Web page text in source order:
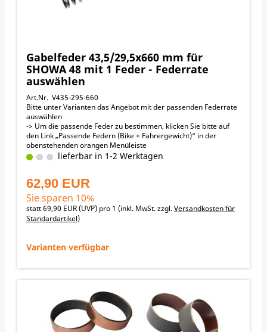
YAMAHA YZ450F 2014-2024
Gabelfeder 43,5/29,5x660 mm für
SHOWA 48 mit 1 Feder - Federrate
auswählen
Art.Nr. V435-295-660
Bitte unter Varianten das Angebot mit der passenden Federrate
auswählen
-> Um die passende Feder zu bestimmen, klicken Sie bitte auf
den Link „Passende Federn (Bike + Fahrergewicht)“ in der
obenstehenden orangen Menüleiste
43,5/29,5 mm Außendurchmesser
KAWASAKI KX250F 2013-2019
SUZUKI RM-Z250 2013-2015
SUZUKI RM-Z450 2013-2014
KTM 125SX_K-TECH-FORK-KIT 2016-2024
KTM 250SX_K-TECH-FORK-KIT 2016-2024
KTM 450SX-F_K-TECH-FORK-KIT 2016-2024
GAS_GAS MC125_K-TECH-FORK-KIT 2021-2024
GAS_GAS MC250_K-TECH-FORK-KIT 2021-2024
GAS_GAS MC350F_K-TECH-FORK-KIT 2021-2024
GAS_GAS MC450F_K-TECH-FORK-KIT 2021-2024
HUSQVARNA TC125_K-TECH-FORK-KIT 2017-2024
HUSQVARNA TC250_K-TECH-FORK-KIT 2017-2024
lieferbar in 1-2 Werktagen
62,90 EUR
Sie sparen 10%
statt69,90 EUR(UVP) pro 1 (inkl. MwSt. zzgl.Versandkosten für
Standardartikel)
Varianten verfügbar